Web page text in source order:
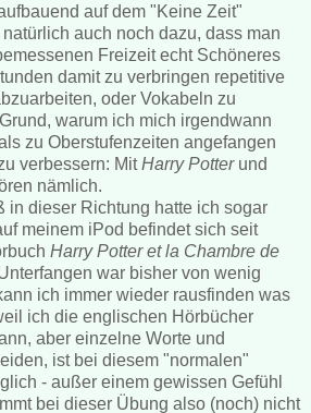
auf dem "Keine Zeit"
auch noch dazu, dass man
Freizeit echt Schöneres
damit zu verbringen repetitive
oder Vokabeln zu
warum ich mich irgendwann
zu Oberstufenzeiten angefangen
verbessern: MitHarry Potterund
nämlich.
in dieser Richtung hatte ich sogar
meinem iPod befindet sich seit
Harry Potter et la Chambre de
war bisher von wenig
ich immer wieder rausfinden was
ich die englischen Hörbücher
aber einzelne Worte und
ist bei diesem "normalen"
- außer einem gewissen Gefühl
bei dieser Übung also (noch) nicht